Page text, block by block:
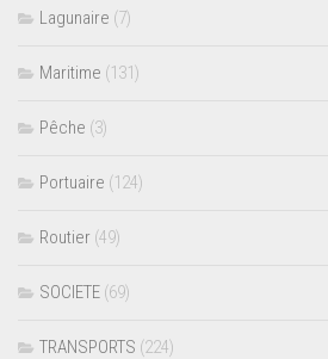
Lagunaire (7)
Maritime (131)
Pêche (3)
Portuaire (124)
Routier (49)
SOCIETE (69)
TRANSPORTS (224)